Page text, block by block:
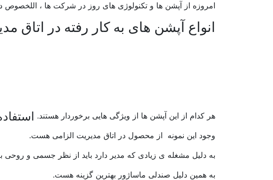
امروزه از آپشن ها و تکنولوژی های روز در شرکت ها ، اللخصوص
انواع آپشن های به کار رفته در اتاق
هر کدام از این آپشن ها از ویژگی هایی برخوردار هستند.
وجود این نمونه از محصول در اتاق مدیریت الزامی هست.
به دلیل مشغله ی زیادی که مدیر دارد باید از نظر جسمی و روحی
به همین دلیل صندلی ماساژور بهترین گزینه هست.